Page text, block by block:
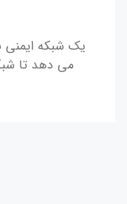
یک شبکه ایمنی
می دهد تا